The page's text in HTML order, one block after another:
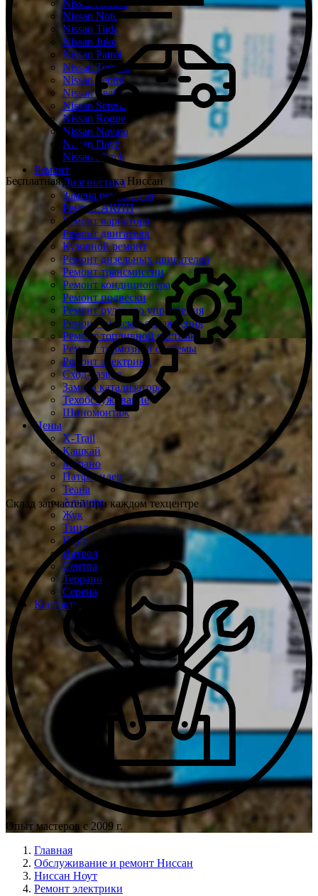
Nissan Almera
Nissan Note
Nissan Tiida
Nissan Juke
Nissan Patrol
Nissan Terrano
Nissan Sentra
Nissan Leaf
Nissan Serena
Nissan Rogue
Nissan Navara
Nissan Dayz
Nissan March
Ремонт
Диагностика
Замена ремня ГРМ
Ремонт АКПП
Ремонт вариатора
Ремонт двигателя
Кузовной ремонт
Ремонт дизельных двигателей
Ремонт трансмиссии
Ремонт кондиционера
Ремонт подвески
Ремонт рулевого управления
Ремонт системы охлаждения
Ремонт топливной системы
Ремонт тормозной системы
Ремонт электрики
Сход-развал
Замена катализатора
Техобслуживание
Шиномонтаж
Цены
X-Trail
Кашкай
Мурано
Патфайндер
Теана
Альмера
Жук
Тиида
Ноут
Патрол
Сентра
Террано
Серена
Контакты
Бесплатная диагностика Ниссан
Склад запчастей при каждом техцентре
Опыт мастеров с 2009 г.
Главная
Обслуживание и ремонт Ниссан
Ниссан Ноут
Ремонт электрики